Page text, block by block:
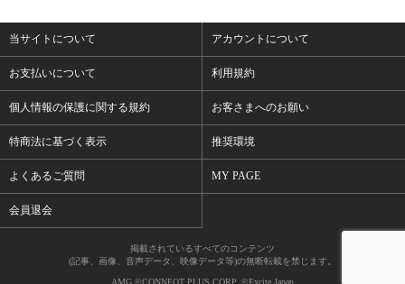
当サイトについて アカウントについて
お支払いについて 利用規約
個人情報の保護に関する規約 お客さまへのお願い
特商法に基づく表示 推奨環境
よくあるご質問 MY PAGE
会員退会
掲載されているすべてのコンテンツ
(記事、画像、音声データ、映像データ等)の無断転載を禁じます。
AMG ©CONNEQT PLUS CORP. ©Excite Japan